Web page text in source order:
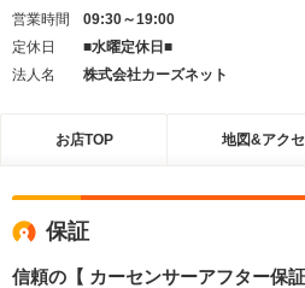
営業時間
09:30～19:00
定休日
■水曜定休日■
法人名
株式会社カーズネット
お店TOP 地図&アク
保証
信頼の【 カーセンサーアフター保